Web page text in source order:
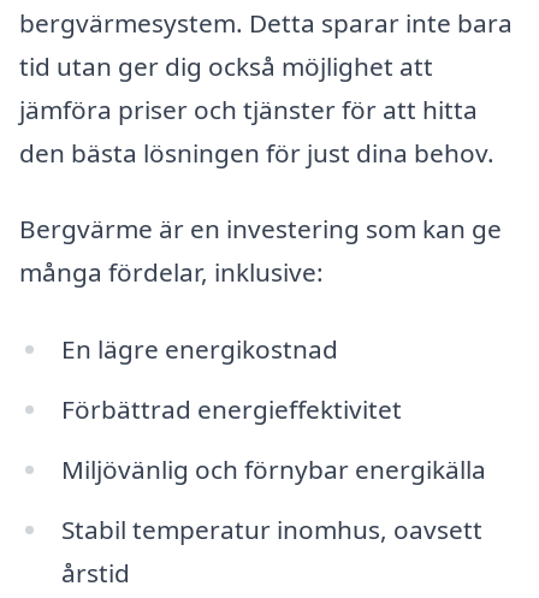
bergvärmesystem. Detta sparar inte bara
tid utan ger dig också möjlighet att
jämföra priser och tjänster för att hitta
den bästa lösningen för just dina behov.
Bergvärme är en investering som kan ge
många fördelar, inklusive:
En lägre energikostnad
Förbättrad energieffektivitet
Miljövänlig och förnybar energikälla
Stabil temperatur inomhus, oavsett
årstid